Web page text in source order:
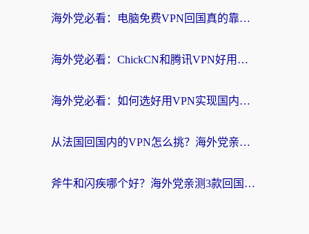
海外党必看：电脑免费VPN回国真的靠谱吗？附实测对比与最优方案指南
海外党必看：ChickCN和腾讯VPN好用吗？3招选对回国加速器，告别地区限制
海外党必看：如何选好用VPN实现国内资源无缝访问？从越南到全球都适用
从法国回国内的VPN怎么挑？海外党亲测：稳定、多端、安全才是关键
斧牛和闪疾哪个好？海外党亲测3款回国加速器，教你选到不踩坑的那一款